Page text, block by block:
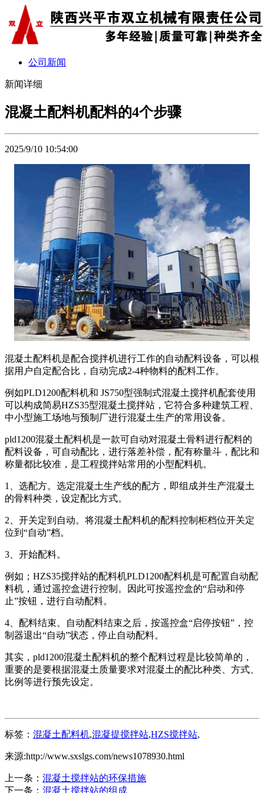
公司新闻
新闻详细
混凝土配料机配料的4个步骤
2025/9/10 10:54:00
混凝土配料机是配合搅拌机进行工作的自动配料设备，可以根
据用户自定配合比，自动完成2-4种物料的配料工作。
例如PLD1200配料机和 JS750型强制式混凝土搅拌机配套使用
可以构成简易HZS35型混凝土搅拌站，它符合多种建筑工程、
中小型施工场地与预制厂进行混凝土生产的常用设备。
pld1200混凝土配料机是一款可自动对混凝土骨料进行配料的
配料设备，可自动配比，进行落差补偿，配有称量斗，配比和
称量都比较准，是工程搅拌站常用的小型配料机。
1、选配方。选定混凝土生产线的配方，即组成并生产混凝土
的骨料种类，设定配比方式。
2、开关定到自动。将混凝土配料机的配料控制柜档位开关定
位到“自动”档。
3、开始配料。
例如；HZS35搅拌站的配料机PLD1200配料机是可配置自动配
料机，通过遥控盒进行控制。因此可按遥控盒的“启动和停
止”按钮，进行自动配料。
4、配料结束。自动配料结束之后，按遥控盒“启停按钮”，控
制器退出“自动”状态，停止自动配料。
其实，pld1200混凝土配料机的整个配料过程是比较简单的，
重要的是要根据混凝土质量要求对混凝土的配比种类、方式、
比例等进行预先设定。
标签： 混凝土配料机,混凝提搅拌站,HZS搅拌站,
来源:http://www.sxslgs.com/news1078930.html
上一条： 混凝土搅拌站的环保措施
下一条： 混凝土搅拌站的组成